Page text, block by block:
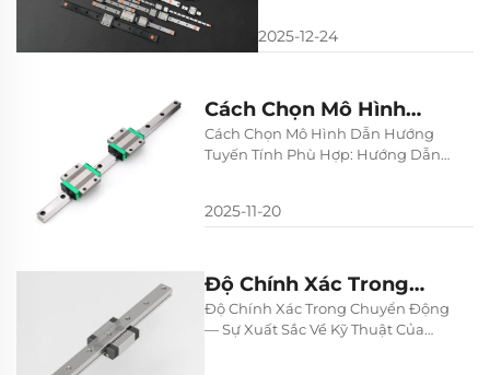
Xác, Ứng Dụng Và
Chỉnh Cho Hiệu
Suất Công Nghiệp
Vượt Trội
Chỉnh Cho Hiệu Suất Công
2025-12-24
Cách Chọn Mô Hình
Dẫn Hướng Tuyến Tính
Phù Hợp: Hướng Dẫn
Cách Chọn Mô Hình Dẫn Hướng
Tuyến Tính Phù Hợp: Hướng Dẫn
2025-11-20
Độ Chính Xác Trong
Chuyển Động — Sự
Xuất Sắc Về Kỹ Thuật
Độ Chính Xác Trong Chuyển Động
— Sự Xuất Sắc Về Kỹ Thuật Của